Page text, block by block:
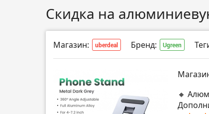
Скидка на
Магазин: uberdeal Бренд: Ugreen
🔸